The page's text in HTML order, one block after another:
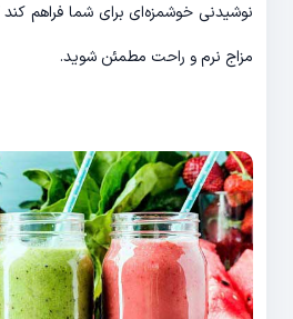
نوشیدنی خوشمزه‌ای برای شما فراهم
مزاج نرم و راحت مطمئن شوید.